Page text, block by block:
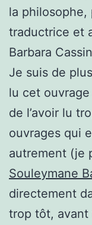
la
traductrice et
Barbara
Je suis de
lu cet
de l’avoir lu
ouvrages qui
autrement (je
Souleymane
directement
trop tôt, avant